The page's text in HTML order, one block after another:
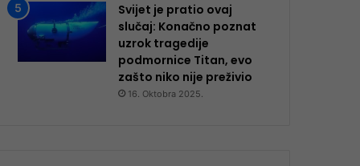
Svijet je pratio ovaj
slučaj: Konačno poznat
uzrok tragedije
podmornice Titan, evo
zašto niko nije preživio
16. Oktobra 2025.